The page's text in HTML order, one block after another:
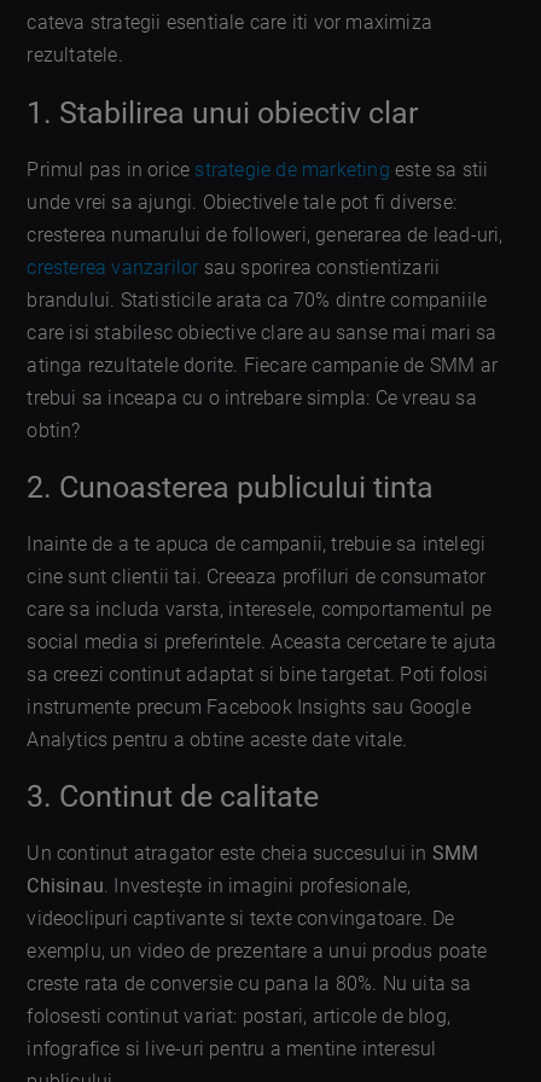
cateva strategii esentiale care iti vor maximiza
rezultatele.
1. Stabilirea unui obiectiv clar
Primul pas in orice strategie de marketing este sa stii
unde vrei sa ajungi. Obiectivele tale pot fi diverse:
cresterea numarului de followeri, generarea de lead-uri,
cresterea vanzarilor sau sporirea constientizarii
brandului. Statisticile arata ca 70% dintre companiile
care isi stabilesc obiective clare au sanse mai mari sa
atinga rezultatele dorite. Fiecare campanie de SMM ar
trebui sa inceapa cu o intrebare simpla: Ce vreau sa
obtin?
2. Cunoasterea publicului tinta
Inainte de a te apuca de campanii, trebuie sa intelegi
cine sunt clientii tai. Creeaza profiluri de consumator
care sa includa varsta, interesele, comportamentul pe
social media si preferintele. Aceasta cercetare te ajuta
sa creezi continut adaptat si bine targetat. Poti folosi
instrumente precum Facebook Insights sau Google
Analytics pentru a obtine aceste date vitale.
3. Continut de calitate
Un continut atragator este cheia succesului in SMM
Chisinau. Investește in imagini profesionale,
videoclipuri captivante si texte convingatoare. De
exemplu, un video de prezentare a unui produs poate
creste rata de conversie cu pana la 80%. Nu uita sa
folosesti continut variat: postari, articole de blog,
infografice si live-uri pentru a mentine interesul